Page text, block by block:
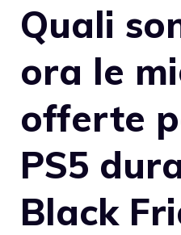
Quali
ora le
offerte
PS5
Black